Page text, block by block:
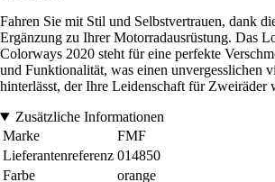
Fahren Sie mit Stil und Selbstvertrauen, dank
Ergänzung zu Ihrer Motorradausrüstung. Das
Colorways 2020 steht für eine perfekte
und Funktionalität, was einen unvergesslichen
hinterlässt, der Ihre Leidenschaft für Zweiräder
Zusätzliche Informationen
Marke
FMF
Lieferantenreferenz 014850
Farbe
orange